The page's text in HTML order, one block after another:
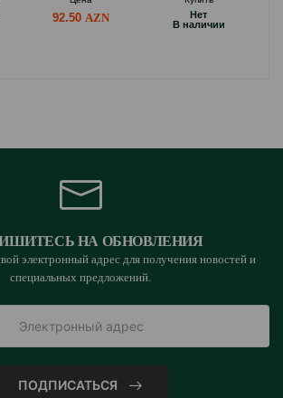
92.50
Hет
B наличии
НА ОБНОВЛЕНИЯ
электронный адрес для получения новостей и
специальных предложений.
ПОДПИСАТЬСЯ